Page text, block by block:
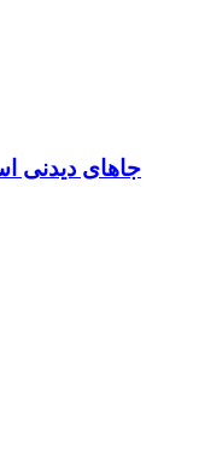
جاهای دیدنی